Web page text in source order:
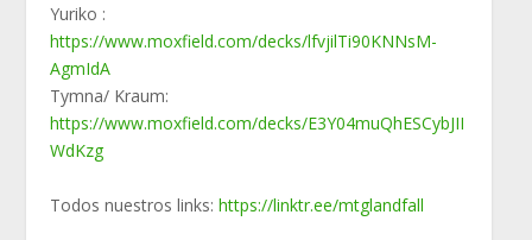
Yuriko :
https://www.moxfield.com/decks/lfvjilTi90KNNsM-
AgmIdA
Tymna/ Kraum:
https://www.moxfield.com/decks/E3Y04muQhESCybJII
WdKzg
Todos nuestros links:https://linktr.ee/mtglandfall